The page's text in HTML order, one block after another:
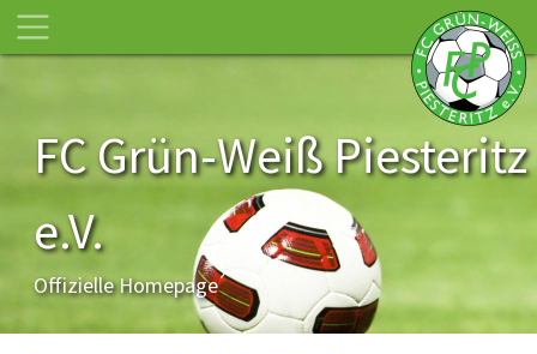
FC Grün-Weiß Piesteritz
e.V.
Offizielle Homepage